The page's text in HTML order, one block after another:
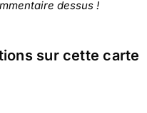
dessus !
sur cette carte